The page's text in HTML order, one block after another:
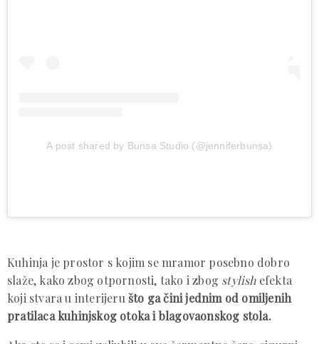
A post shared by Bunsa Studio (@jenniferbunsa)
Kuhinja je prostor s kojim se mramor posebno dobro
slaže, kako zbog otpornosti, tako i zbog stylishefekta
koji stvara u interijeru što ga čini jednim od omiljenih
pratilaca kuhinjskog otoka i blagovaonskog stola.